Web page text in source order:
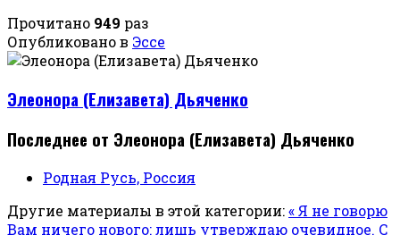
Прочитано 949 раз
Опубликовано в Эссе
Элеонора (Елизавета) Дьяченко
Последнее от Элеонора (Елизавета) Дьяченко
Родная Русь, Россия
Другие материалы в этой категории:« Я не говорю
Вам ничего нового: лишь утверждаю очевидное. С